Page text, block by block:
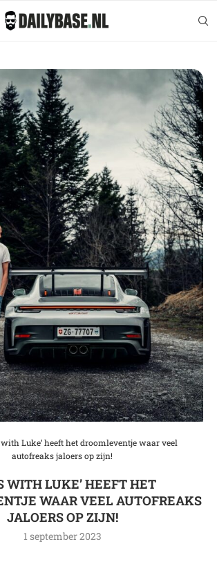
with Luke’ heeft het droomleventje waar veel
autofreaks jaloers op zijn!
WITH LUKE’ HEEFT HET
WAAR VEEL AUTOFREAKS
JALOERS OP ZIJN!
1 september 2023